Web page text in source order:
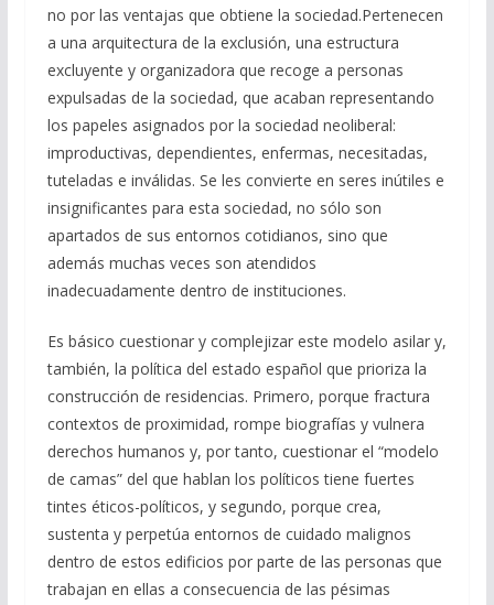
no por las ventajas que obtiene la sociedad.Pertenecen
a una arquitectura de la exclusión, una estructura
excluyente y organizadora que recoge a personas
expulsadas de la sociedad, que acaban representando
los papeles asignados por la sociedad neoliberal:
improductivas, dependientes, enfermas, necesitadas,
tuteladas e inválidas. Se les convierte en seres inútiles e
insignificantes para esta sociedad, no sólo son
apartados de sus entornos cotidianos, sino que
además muchas veces son atendidos
inadecuadamente dentro de instituciones.
Es básico cuestionar y complejizar este modelo asilar y,
también, la política del estado español que prioriza la
construcción de residencias. Primero, porque fractura
contextos de proximidad, rompe biografías y vulnera
derechos humanos y, por tanto, cuestionar el “modelo
de camas” del que hablan los políticos tiene fuertes
tintes éticos-políticos, y segundo, porque crea,
sustenta y perpetúa entornos de cuidado malignos
dentro de estos edificios por parte de las personas que
trabajan en ellas a consecuencia de las pésimas